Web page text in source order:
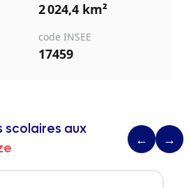
2 024,4 km²
code INSEE
17459
scolaires aux
← →